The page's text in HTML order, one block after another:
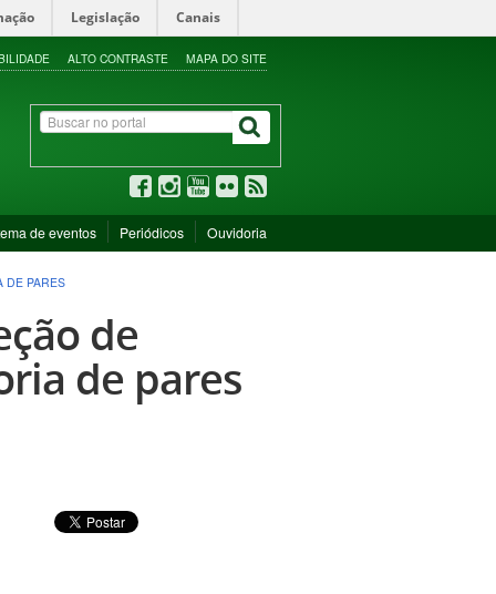
Legislação Canais
ALTO CONTRASTE MAPA DO SITE
de eventos Periódicos Ouvidoria
DE PARES
de
de pares